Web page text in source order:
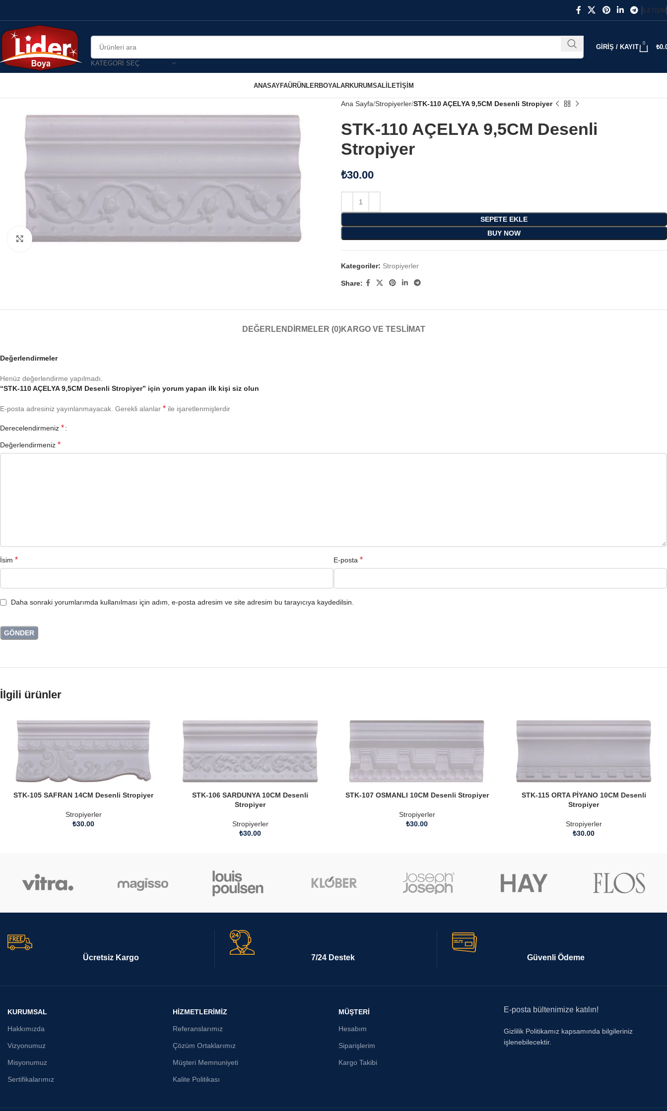
İLETIŞIM
KATEGORI SEÇ
GIRIŞ / KAYIT
0
₺
ANASAYFAÜRÜNLERBOYALARKURUMSALİLETIŞIM
Ana Sayfa Stropiyerler STK-110 AÇELYA 9,5CM Desenli Stropiyer
STK-110 AÇELYA 9,5CM Desenli
Stropiyer
₺30.00
SEPETE EKLE
BUY NOW
Kategoriler: Stropiyerler
Share:
DEĞERLENDIRMELER (0)KARGO VE TESLIMAT
Değerlendirmeler
Henüz değerlendirme yapılmadı.
“STK-110 AÇELYA 9,5CM Desenli Stropiyer” için yorum yapan ilk kişi siz olun
E-posta adresiniz yayınlanmayacak. Gerekli alanlar * ile işaretlenmişlerdir
Derecelendirmeniz *
Değerlendirmeniz *
İsim * E-posta *
Daha sonraki yorumlarımda kullanılması için adım, e-posta adresim ve site adresim bu tarayıcıya kaydedilsin.
İlgili ürünler
STK-105 SAFRAN 14CM Desenli Stropiyer
Stropiyerler
₺30.00
STK-106 SARDUNYA 10CM Desenli
Stropiyer
Stropiyerler
₺30.00
STK-107 OSMANLI 10CM Desenli Stropiyer
Stropiyerler
₺30.00
STK-115 ORTA PİYANO 10CM Desenli
Stropiyer
Stropiyerler
₺30.00
Ücretsiz Kargo 7/24 Destek Güvenli Ödeme
KURUMSAL
Hakkımızda
Vizyonumuz
Misyonumuz
Sertifikalarımız
HİZMETLERİMİZ
Referanslarımız
Çözüm Ortaklarımız
Müşteri Memnuniyeti
Kalite Politikası
MÜŞTERİ
Hesabım
Siparişlerim
Kargo Takibi
E-posta bültenimize katılın!
Gizlilik Politikamız kapsamında bilgileriniz
işlenebilecektir.